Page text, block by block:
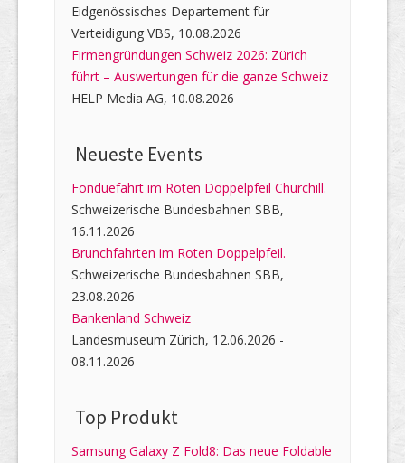
Eidgenössisches Departement für
Verteidigung VBS, 10.08.2026
Firmengründungen Schweiz 2026: Zürich
führt – Auswertungen für die ganze Schweiz
HELP Media AG, 10.08.2026
Neueste Events
Fonduefahrt im Roten Doppelpfeil Churchill.
Schweizerische Bundesbahnen SBB,
16.11.2026
Brunchfahrten im Roten Doppelpfeil.
Schweizerische Bundesbahnen SBB,
23.08.2026
Bankenland Schweiz
Landesmuseum Zürich, 12.06.2026 -
08.11.2026
Top Produkt
Samsung Galaxy Z Fold8: Das neue Foldable